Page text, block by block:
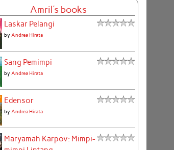
Amril's books
Laskar Pelangi
by Andrea Hirata
Sang Pemimpi
by Andrea Hirata
Edensor
by Andrea Hirata
Maryamah Karpov: Mimpi-